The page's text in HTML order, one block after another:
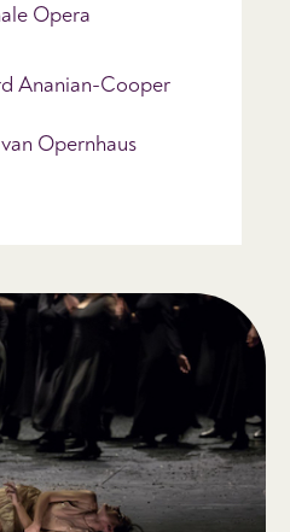
Opera
Ananian-Cooper
Opernhaus